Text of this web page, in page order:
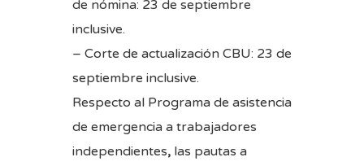
de nómina: 23 de septiembre
inclusive.
– Corte de actualización CBU: 23 de
septiembre inclusive.
Respecto al Programa de asistencia
de emergencia a trabajadores
independientes, las pautas a